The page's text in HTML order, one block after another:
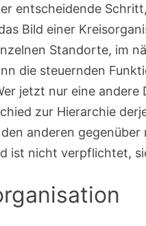
entscheidende
Bild einer
Standorte, im
die steuernden
jetzt nur eine
zur Hierarchie
anderen
ist nicht verpflichtet,